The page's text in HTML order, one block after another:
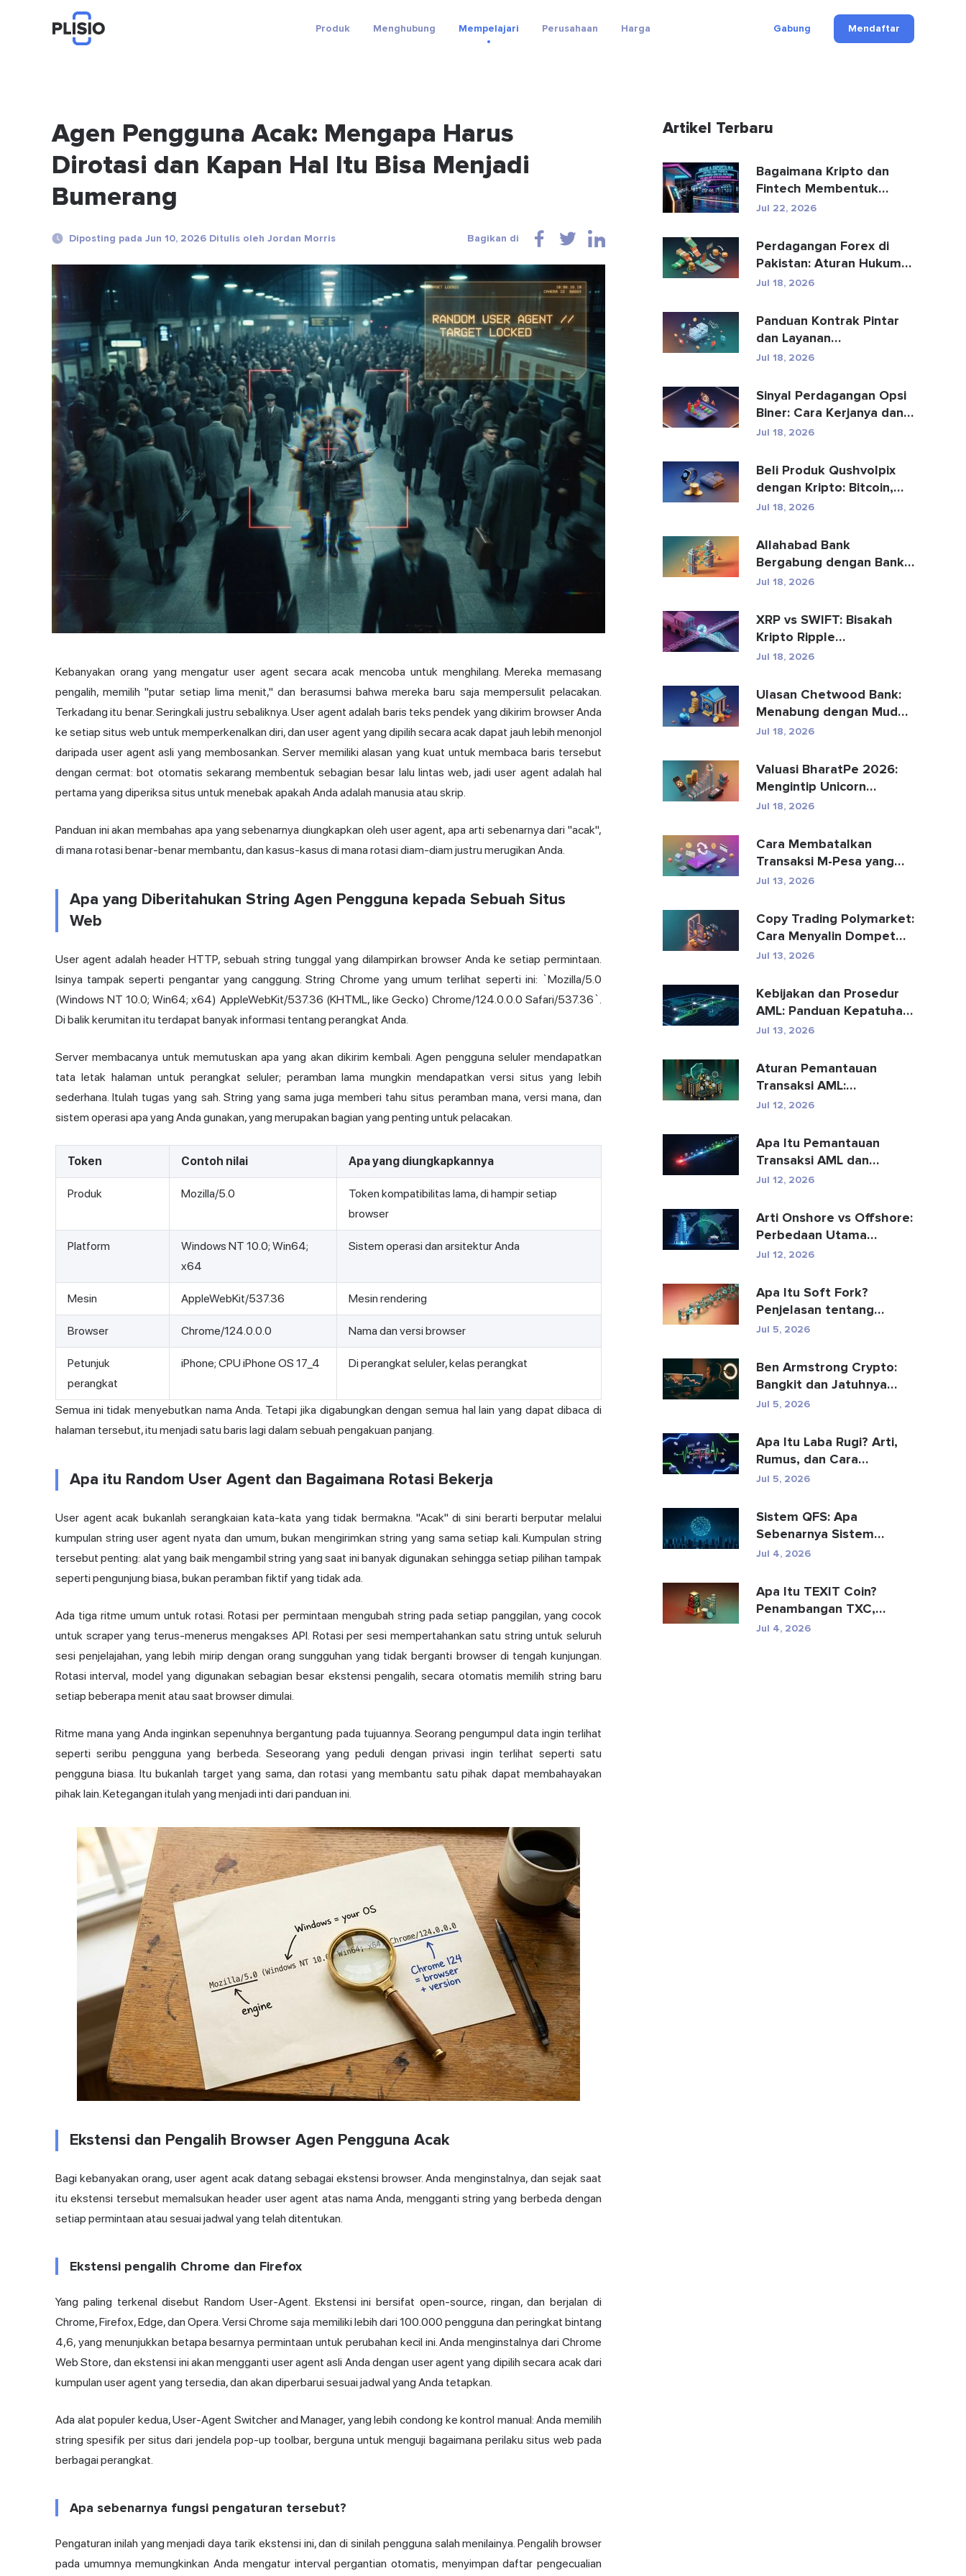
Produk Menghubung Mempelajari Perusahaan Harga Gabung Mendaftar
Agen Pengguna Acak: Mengapa Harus
Dirotasi dan Kapan Hal Itu Bisa Menjadi
Bumerang
Diposting pada Jun 10, 2026 Ditulis oleh Jordan Morris Bagikan di
Kebanyakan orang yang mengatur user agent secara acak mencoba untuk menghilang. Mereka memasang
pengalih, memilih "putar setiap lima menit," dan berasumsi bahwa mereka baru saja mempersulit pelacakan.
Terkadang itu benar. Seringkali justru sebaliknya. User agent adalah baris teks pendek yang dikirim browser Anda
ke setiap situs web untuk memperkenalkan diri, dan user agent yang dipilih secara acak dapat jauh lebih menonjol
daripada user agent asli yang membosankan. Server memiliki alasan yang kuat untuk membaca baris tersebut
dengan cermat: bot otomatis sekarang membentuk sebagian besar lalu lintas web, jadi user agent adalah hal
pertama yang diperiksa situs untuk menebak apakah Anda adalah manusia atau skrip.
Panduan ini akan membahas apa yang sebenarnya diungkapkan oleh user agent, apa arti sebenarnya dari "acak",
di mana rotasi benar-benar membantu, dan kasus-kasus di mana rotasi diam-diam justru merugikan Anda.
Apa yang Diberitahukan String Agen Pengguna kepada Sebuah Situs
Web
User agent adalah header HTTP, sebuah string tunggal yang dilampirkan browser Anda ke setiap permintaan.
Isinya tampak seperti pengantar yang canggung. String Chrome yang umum terlihat seperti ini: `Mozilla/5.0
(Windows NT 10.0; Win64; x64) AppleWebKit/537.36 (KHTML, like Gecko) Chrome/124.0.0.0 Safari/537.36`.
Di balik kerumitan itu terdapat banyak informasi tentang perangkat Anda.
Server membacanya untuk memutuskan apa yang akan dikirim kembali. Agen pengguna seluler mendapatkan
tata letak halaman untuk perangkat seluler; peramban lama mungkin mendapatkan versi situs yang lebih
sederhana. Itulah tugas yang sah. String yang sama juga memberi tahu situs peramban mana, versi mana, dan
sistem operasi apa yang Anda gunakan, yang merupakan bagian yang penting untuk pelacakan.
Token Contoh nilai Apa yang diungkapkannya
Produk Mozilla/5.0
Token kompatibilitas lama, di hampir setiap
browser
Platform
Windows NT 10.0; Win64;
x64
Sistem operasi dan arsitektur Anda
Mesin AppleWebKit/537.36 Mesin rendering
Browser Chrome/124.0.0.0 Nama dan versi browser
Petunjuk
perangkat
iPhone; CPU iPhone OS 17_4 Di perangkat seluler, kelas perangkat
Semua ini tidak menyebutkan nama Anda. Tetapi jika digabungkan dengan semua hal lain yang dapat dibaca di
halaman tersebut, itu menjadi satu baris lagi dalam sebuah pengakuan panjang.
Apa itu Random User Agent dan Bagaimana Rotasi Bekerja
User agent acak bukanlah serangkaian kata-kata yang tidak bermakna. "Acak" di sini berarti berputar melalui
kumpulan string user agent nyata dan umum, bukan mengirimkan string yang sama setiap kali. Kumpulan string
tersebut penting: alat yang baik mengambil string yang saat ini banyak digunakan sehingga setiap pilihan tampak
seperti pengunjung biasa, bukan peramban fiktif yang tidak ada.
Ada tiga ritme umum untuk rotasi. Rotasi per permintaan mengubah string pada setiap panggilan, yang cocok
untuk scraper yang terus-menerus mengakses API. Rotasi per sesi mempertahankan satu string untuk seluruh
sesi penjelajahan, yang lebih mirip dengan orang sungguhan yang tidak berganti browser di tengah kunjungan.
Rotasi interval, model yang digunakan sebagian besar ekstensi pengalih, secara otomatis memilih string baru
setiap beberapa menit atau saat browser dimulai.
Ritme mana yang Anda inginkan sepenuhnya bergantung pada tujuannya. Seorang pengumpul data ingin terlihat
seperti seribu pengguna yang berbeda. Seseorang yang peduli dengan privasi ingin terlihat seperti satu
pengguna biasa. Itu bukanlah target yang sama, dan rotasi yang membantu satu pihak dapat membahayakan
pihak lain. Ketegangan itulah yang menjadi inti dari panduan ini.
Ekstensi dan Pengalih Browser Agen Pengguna Acak
Bagi kebanyakan orang, user agent acak datang sebagai ekstensi browser. Anda menginstalnya, dan sejak saat
itu ekstensi tersebut memalsukan header user agent atas nama Anda, mengganti string yang berbeda dengan
setiap permintaan atau sesuai jadwal yang telah ditentukan.
Ekstensi pengalih Chrome dan Firefox
Yang paling terkenal disebut Random User-Agent. Ekstensi ini bersifat open-source, ringan, dan berjalan di
Chrome, Firefox, Edge, dan Opera. Versi Chrome saja memiliki lebih dari 100.000 pengguna dan peringkat bintang
4,6, yang menunjukkan betapa besarnya permintaan untuk perubahan kecil ini. Anda menginstalnya dari Chrome
Web Store, dan ekstensi ini akan mengganti user agent asli Anda dengan user agent yang dipilih secara acak dari
kumpulan user agent yang tersedia, dan akan diperbarui sesuai jadwal yang Anda tetapkan.
Ada alat populer kedua, User-Agent Switcher and Manager, yang lebih condong ke kontrol manual: Anda memilih
string spesifik per situs dari jendela pop-up toolbar, berguna untuk menguji bagaimana perilaku situs web pada
berbagai perangkat.
Apa sebenarnya fungsi pengaturan tersebut?
Pengaturan inilah yang menjadi daya tarik ekstensi ini, dan di sinilah pengguna salah menilainya. Pengalih browser
pada umumnya memungkinkan Anda mengatur interval pergantian otomatis, menyimpan daftar pengecualian
Artikel Terbaru
Bagaimana Kripto dan
Fintech Membentuk
Kembali Pembayaran dan
Jul 22, 2026
Perdagangan Forex di
Pakistan: Aturan Hukum,
Broker, Aplikasi Perd...
Jul 18, 2026
Panduan Kontrak Pintar
dan Layanan
Pengembangan Kontrak
Jul 18, 2026
Sinyal Perdagangan Opsi
Biner: Cara Kerjanya dan
Risikonya
Jul 18, 2026
Beli Produk Qushvolpix
dengan Kripto: Bitcoin,
Pembayaran & Fa...
Jul 18, 2026
Allahabad Bank
Bergabung dengan Bank
Mana? Kisah Lengkap
Jul 18, 2026
XRP vs SWIFT: Bisakah
Kripto Ripple
Menggantikan
Jul 18, 2026
Ulasan Chetwood Bank:
Menabung dengan Mudah
dan Perbankan yang
Jul 18, 2026
Valuasi BharatPe 2026:
Mengintip Unicorn
Fintech Senilai $2,85 Mil...
Jul 18, 2026
Cara Membatalkan
Transaksi M-Pesa yang
Terkirim Secara Tidak
Jul 13, 2026
Copy Trading Polymarket:
Cara Menyalin Dompet
Teratas dengan Aman
Jul 13, 2026
Kebijakan dan Prosedur
AML: Panduan Kepatuhan
Lengkap
Jul 13, 2026
Aturan Pemantauan
Transaksi AML:
Bagaimana Aturan
Jul 12, 2026
Apa Itu Pemantauan
Transaksi AML dan
Bagaimana Cara
Jul 12, 2026
Arti Onshore vs Offshore:
Perbedaan Utama
Dijelaskan
Jul 12, 2026
Apa Itu Soft Fork?
Penjelasan tentang
Peningkatan Blockchain
Jul 5, 2026
Ben Armstrong Crypto:
Bangkit dan Jatuhnya
BitBoy
Jul 5, 2026
Apa Itu Laba Rugi? Arti,
Rumus, dan Cara
Menghitungnya
Jul 5, 2026
Sistem QFS: Apa
Sebenarnya Sistem
Keuangan Kuantum Itu
Jul 4, 2026
Apa Itu TEXIT Coin?
Penambangan TXC,
Spesifikasi, dan Risiko
Jul 4, 2026